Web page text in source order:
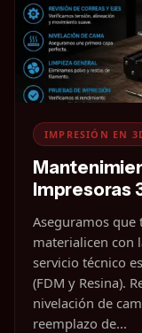
IMPRESIÓN EN
Impresoras
Aseguramos
materialicen con
servicio técnico
(FDM y Resina).
nivelación de
reemplazo de...